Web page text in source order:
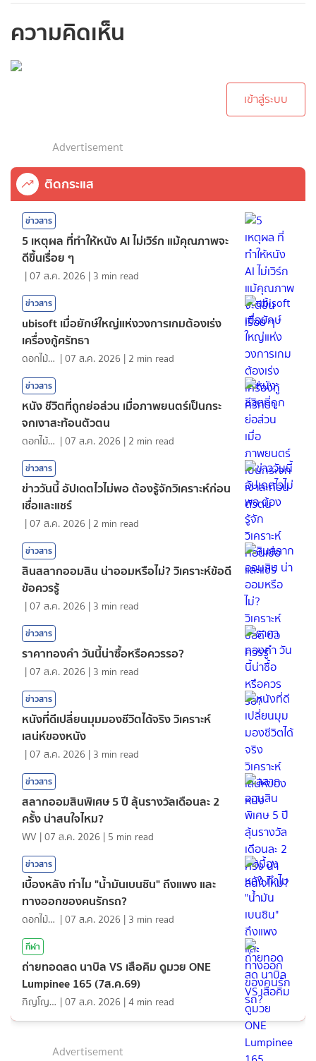
ความคิดเห็น
เข้าสู่ระบบ
Advertisement
ติดกระแส
ข่าวสาร
5 เหตุผล ที่ทำให้หนัง AI ไม่เวิร์ก แม้คุณภาพจะ
ดีขึ้นเรื่อย ๆ
|07 ส.ค. 2026 | 3 min read
ข่าวสาร
ubisoft เมื่อยักษ์ใหญ่แห่งวงการเกมต้องเร่ง
เครื่องกู้ศรัทธา
ดอกไม้กับสายน้ำ |07 ส.ค. 2026 | 2 min read
ข่าวสาร
หนัง ชีวิตที่ถูกย่อส่วน เมื่อภาพยนตร์เป็นกระ
จกเงาสะท้อนตัวตน
ดอกไม้กับสายน้ำ |07 ส.ค. 2026 | 2 min read
ข่าวสาร
ข่าววันนี้ อัปเดตไวไม่พอ ต้องรู้จักวิเคราะห์ก่อน
เชื่อและแชร์
|07 ส.ค. 2026 | 2 min read
ข่าวสาร
สินสลากออมสิน น่าออมหรือไม่? วิเคราะห์ข้อดี
ข้อควรรู้
|07 ส.ค. 2026 | 3 min read
ข่าวสาร
ราคาทองคํา วันนี้น่าซื้อหรือควรรอ?
|07 ส.ค. 2026 | 3 min read
ข่าวสาร
หนังที่ดีเปลี่ยนมุมมองชีวิตได้จริง วิเคราะห์
เสน่ห์ของหนัง
|07 ส.ค. 2026 | 3 min read
ข่าวสาร
สลากออมสินพิเศษ 5 ปี ลุ้นรางวัลเดือนละ 2
ครั้ง น่าสนใจไหม?
WV |07 ส.ค. 2026 | 5 min read
ข่าวสาร
เบื้องหลัง ทำไม "น้ำมันเบนซิน" ถึงแพง และ
ทางออกของคนรักรถ?
ดอกไม้กับสายน้ำ |07 ส.ค. 2026 | 3 min read
กีฬา
ถ่ายทอดสด นาบิล VS เสือคิม ดูมวย ONE
Lumpinee 165 (7ส.ค.69)
ภิญโญ ส่องแสง |07 ส.ค. 2026 |4 min read
Advertisement